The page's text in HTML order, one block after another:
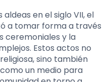
en el siglo VII, el
a tomar forma a través
ceremoniales y la
Estos actos no
sino también
un medio para